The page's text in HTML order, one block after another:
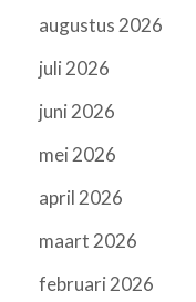
augustus 2026
juli 2026
juni 2026
mei 2026
april 2026
maart 2026
februari 2026